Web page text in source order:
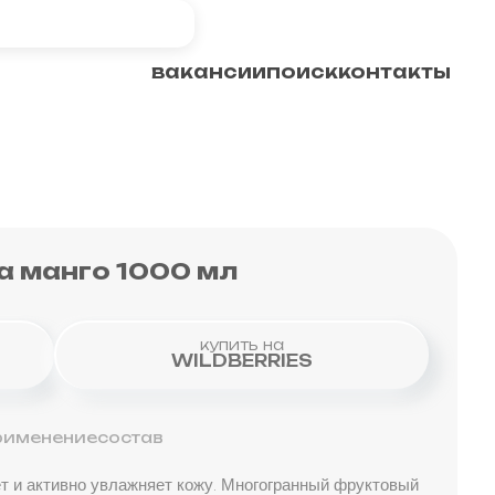
вакансиипоискконтакты
манго 1000 мл
купить на
WILDBERRIES
состав
активно увлажняет кожу. Многогранный фруктовый